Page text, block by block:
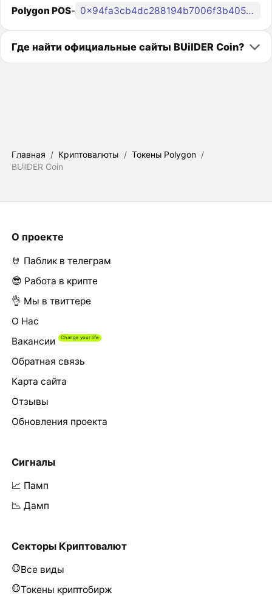
Polygon POS- 0x94fa3cb4dc288194b7006f3b405011dc60c57d01
Где найти официальные сайты BUilDER Coin?
Главная / Криптовалюты / Токены Polygon /
BUilDER Coin
О проекте
🤘 Паблик в телеграм
😎 Работа в крипте
👌 Мы в твиттере
О Нас
Вакансии
Обратная связь
Карта сайта
Отзывы
Обновления проекта
Сигналы
📈 Памп
📉 Дамп
Секторы Криптовалют
Все виды
Токены криптобирж